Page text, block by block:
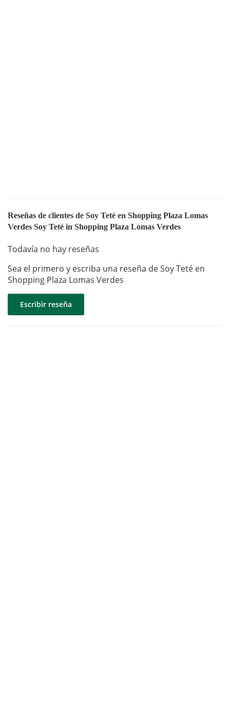
Reseñas de clientes de Soy Teté en Shopping Plaza Lomas
Verdes Soy Teté in Shopping Plaza Lomas Verdes
Todavía no hay reseñas
Sea el primero y escriba una reseña de Soy Teté en
Shopping Plaza Lomas Verdes
Escribir reseña